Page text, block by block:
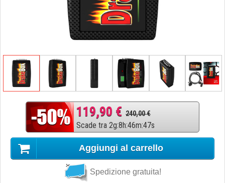
119,90 € 240,00 €
Scade tra 2g:8h:46m:46s
Aggiungi al carrello
Spedizione gratuita!